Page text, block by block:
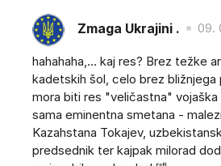
Zmaga Ukrajini . 09.
hahahaha,... kaj res? Brez težke
kadetskih šol, celo brez bližnjega
mora biti res "veličastna" vojaška
sama eminentna smetana -
Kazahstana Tokajev,
predsednik ter kajpak milorad